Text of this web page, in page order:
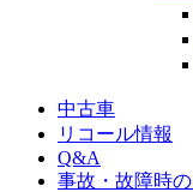
中古車
リコール情報
Q&A
事故・故障時